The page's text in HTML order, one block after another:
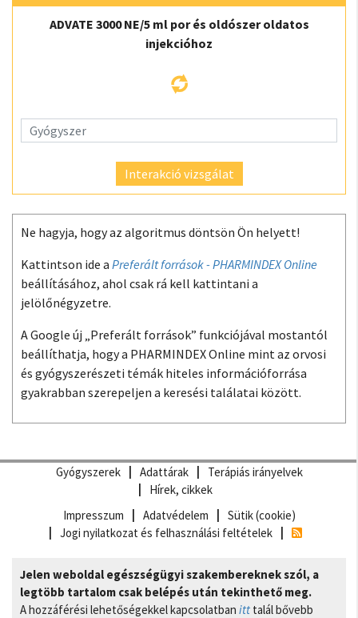
ADVATE 3000 NE/5 ml por és oldószer oldatos
injekcióhoz
Interakció vizsgálat
Ne hagyja, hogy az algoritmus döntsön Ön helyett!
Kattintson ide a Preferált források - PHARMINDEX Online
beállításához, ahol csak rá kell kattintani a
jelölőnégyzetre.
A Google új „Preferált források” funkciójával mostantól
beállíthatja, hogy a PHARMINDEX Online mint az orvosi
és gyógyszerészeti témák hiteles információforrása
gyakrabban szerepeljen a keresési találatai között.
Gyógyszerek Adattárak
Terápiás irányelvek
Hírek, cikkek
Impresszum
Adatvédelem
Sütik (cookie)
Jogi nyilatkozat és felhasználási feltételek
Jelen weboldal egészségügyi szakembereknek szól, a
legtöbb tartalom csak belépés után tekinthető meg.
A hozzáférési lehetőségekkel kapcsolatban itt talál bővebb